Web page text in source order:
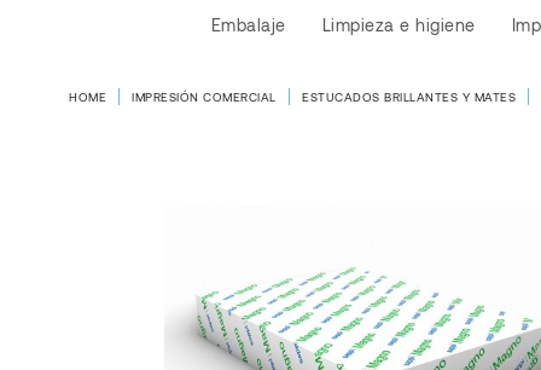
Embalaje Limpieza e higiene
HOME IMPRESIÓN COMERCIAL ESTUCADOS BRILLANTES Y MATES